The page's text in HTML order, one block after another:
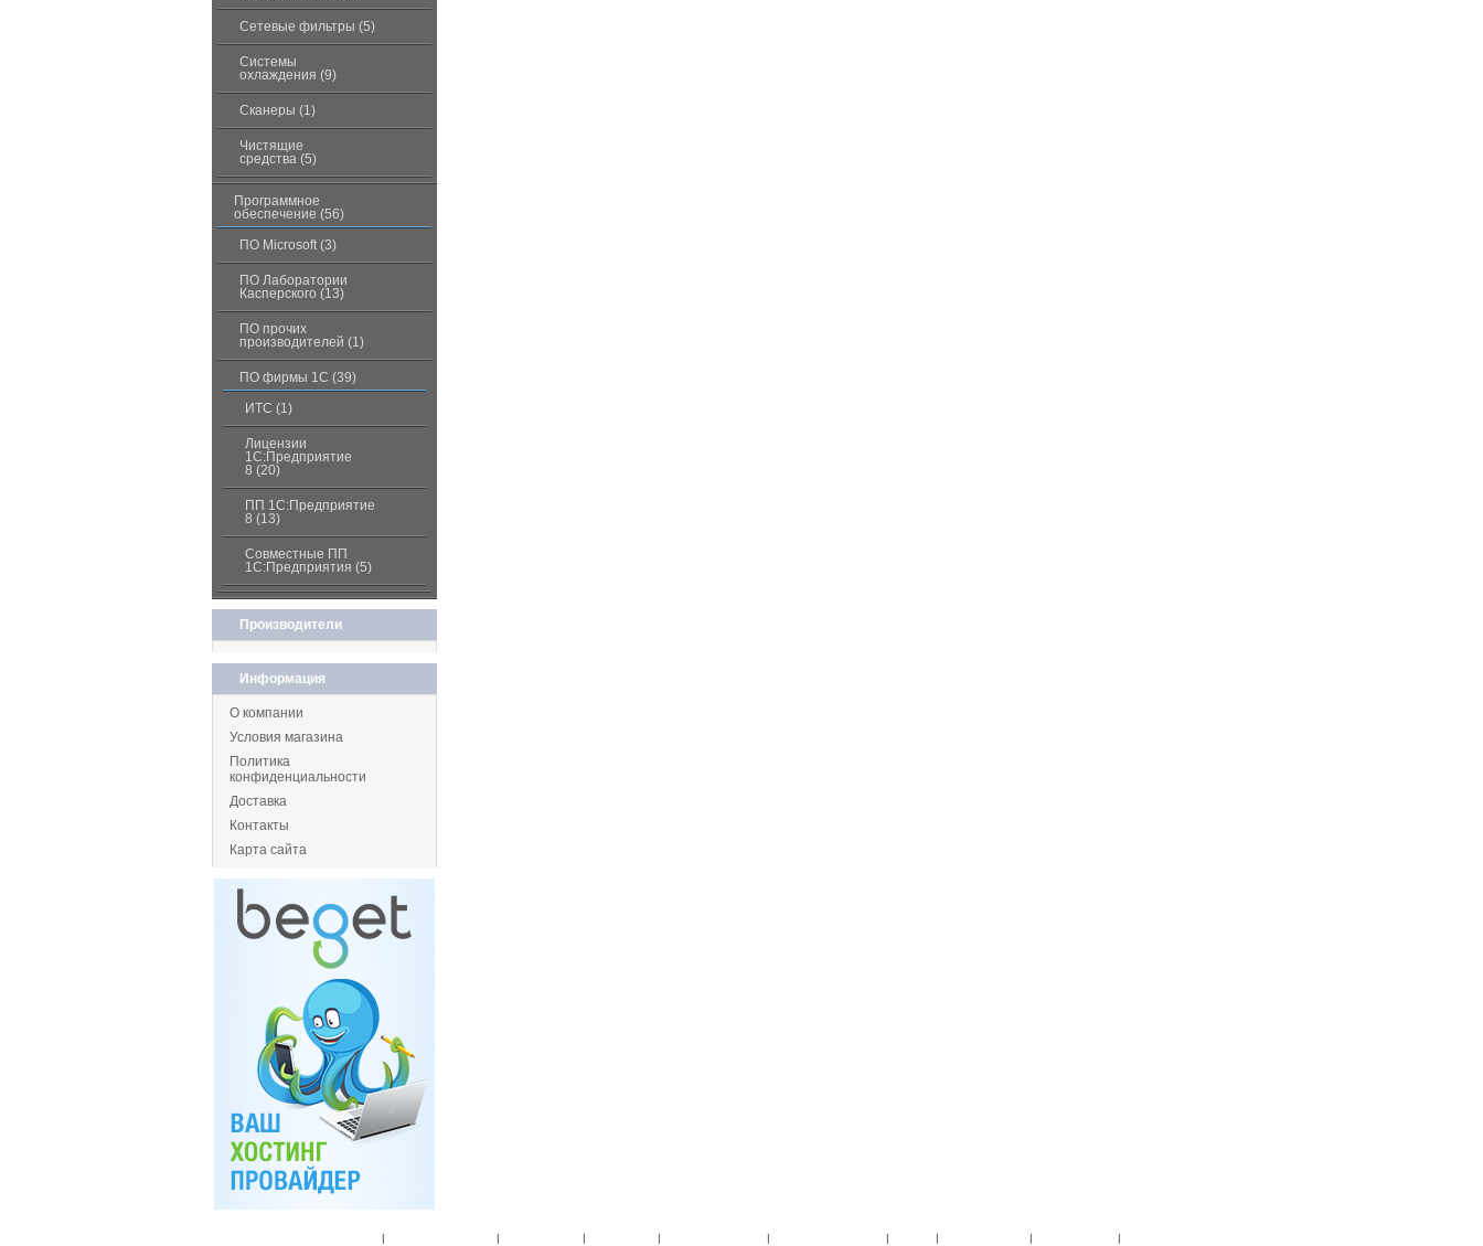
Сетевые фильтры (5)
Системы
охлаждения (9)
Сканеры (1)
Чистящие
средства (5)
Программное
обеспечение (56)
ПО Microsoft (3)
ПО Лаборатории
Касперского (13)
ПО прочих
производителей (1)
ПО фирмы 1С (39)
ИТС (1)
Лицензии
1С:Предприятие
8 (20)
ПП 1С:Предприятие
8 (13)
Совместные ПП
1С:Предприятия (5)
Производители
Информация
О компании
Условия магазина
Политика
конфиденциальности
Доставка
Контакты
Карта сайта
| | | | | | | | |